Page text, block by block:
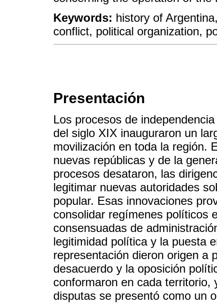
Keywords: history of
conflict, political organization,
Presentación
Los procesos de
del siglo XIX inauguraron un
movilización en toda la región.
nuevas repúblicas y de la
procesos desataron, las
legitimar nuevas autoridades
popular. Esas innovaciones
consolidar regímenes políticos
consensuadas de
legitimidad política y la puesta
representación dieron origen a
desacuerdo y la oposición
conformaron en cada
disputas se presentó como un